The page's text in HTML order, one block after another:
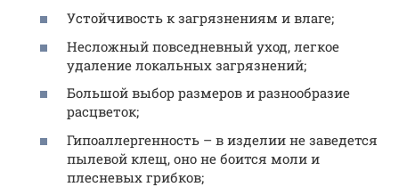
Устойчивость к загрязнениям и влаге;
Несложный повседневный уход, легкое
удаление локальных загрязнений;
Большой выбор размеров и разнообразие
расцветок;
Гипоаллергенность – в изделии не заведется
пылевой клещ, оно не боится моли и
плесневых грибков;